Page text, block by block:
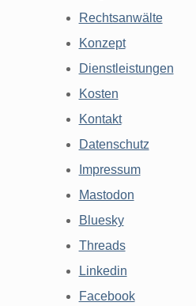
Rechtsanwälte
Konzept
Dienstleistungen
Kosten
Kontakt
Datenschutz
Impressum
Mastodon
Bluesky
Threads
Linkedin
Facebook